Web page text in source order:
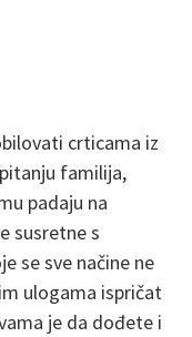
crticama iz
familija,
padaju na
susretne s
se sve načine ne
ulogama ispričat
je da dođete i